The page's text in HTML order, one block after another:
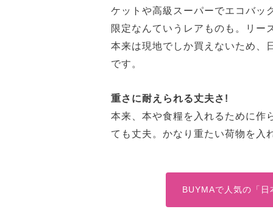
【マーケット編】防水加工や
Harrods(ハロッズ)
毎日のお買い物もおしゃれな
ケットや高級スーパーでエコバッ
限定なんていうレアものも。リー
本来は現地でしか買えないため、
です。
重さに耐えられる丈夫さ!
本来、本や食糧を入れるために作
ても丈夫。かなり重たい荷物を入
BUYMAで人気の「